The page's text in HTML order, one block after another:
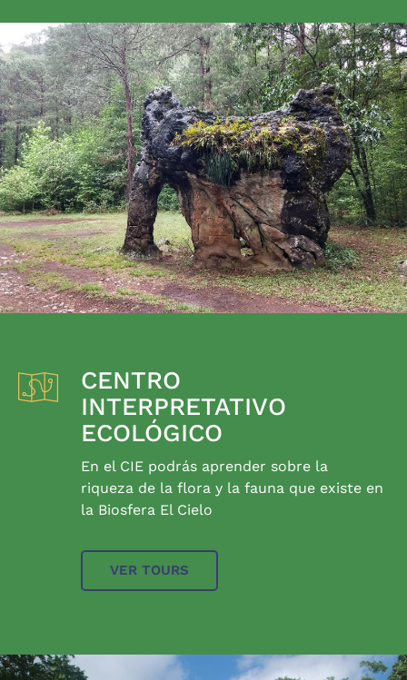
CENTRO
INTERPRETATIVO
ECOLÓGICO
En el CIE podrás aprender sobre la
riqueza de la flora y la fauna que existe en
la Biosfera El Cielo
VER TOURS